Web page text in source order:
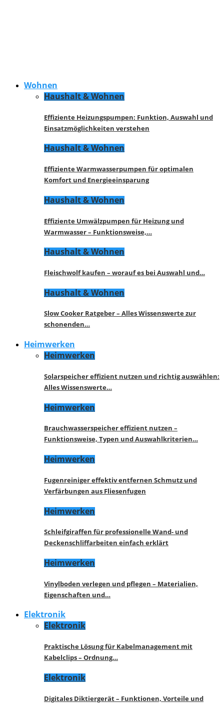
Wohnen
Haushalt & Wohnen
Effiziente Heizungspumpen: Funktion, Auswahl und
Einsatzmöglichkeiten verstehen
Haushalt & Wohnen
Effiziente Warmwasserpumpen für optimalen
Komfort und Energieeinsparung
Haushalt & Wohnen
Effiziente Umwälzpumpen für Heizung und
Warmwasser – Funktionsweise,…
Haushalt & Wohnen
Fleischwolf kaufen – worauf es bei Auswahl und…
Haushalt & Wohnen
Slow Cooker Ratgeber – Alles Wissenswerte zur
schonenden…
Heimwerken
Heimwerken
Solarspeicher effizient nutzen und richtig auswählen:
Alles Wissenswerte…
Heimwerken
Brauchwasserspeicher effizient nutzen –
Funktionsweise, Typen und Auswahlkriterien…
Heimwerken
Fugenreiniger effektiv entfernen Schmutz und
Verfärbungen aus Fliesenfugen
Heimwerken
Schleifgiraffen für professionelle Wand- und
Deckenschliffarbeiten einfach erklärt
Heimwerken
Vinylboden verlegen und pflegen – Materialien,
Eigenschaften und…
Elektronik
Elektronik
Praktische Lösung für Kabelmanagement mit
Kabelclips – Ordnung…
Elektronik
Digitales Diktiergerät – Funktionen, Vorteile und